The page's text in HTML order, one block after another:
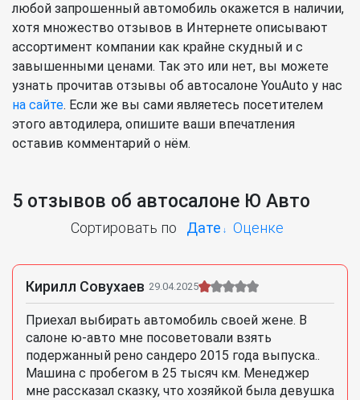
любой запрошенный автомобиль окажется в наличии,
хотя множество отзывов в Интернете описывают
ассортимент компании как крайне скудный и с
завышенными ценами. Так это или нет, вы можете
узнать прочитав отзывы об автосалоне YouAuto у нас
на сайте. Если же вы сами являетесь посетителем
этого автодилера, опишите ваши впечатления
оставив комментарий о нём.
5 отзывов об автосалоне Ю Авто
Сортировать по Дате Оценке
Кирилл Совухаев 29.04.2025
Приехал выбирать автомобиль своей жене. В
салоне ю-авто мне посоветовали взять
подержанный рено сандеро 2015 года выпуска..
Машина с пробегом в 25 тысяч км. Менеджер
мне рассказал сказку, что хозяйкой была девушка